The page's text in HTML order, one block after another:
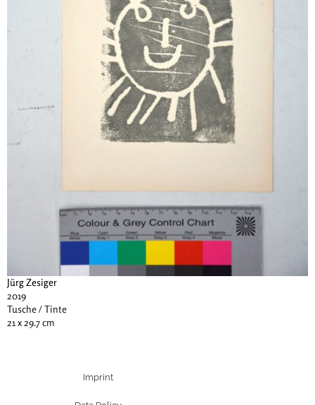
Jürg Zesiger
2019
Tusche / Tinte
21 x 29.7 cm
Imprint